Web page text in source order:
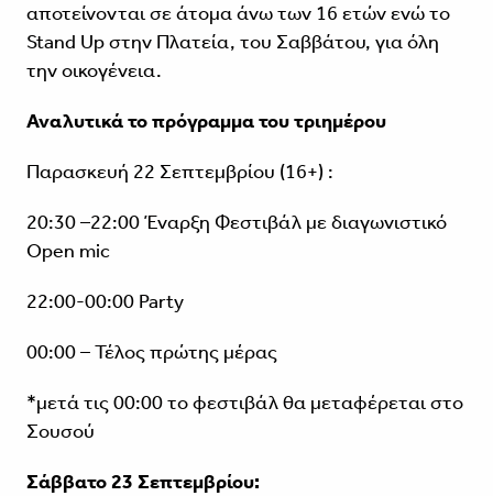
αποτείνονται σε άτομα άνω των 16 ετών ενώ το
Stand Up στην Πλατεία, του Σαββάτου, για όλη
την οικογένεια.
Αναλυτικά το πρόγραμμα του τριημέρου
Παρασκευή 22 Σεπτεμβρίου (16+) :
20:30 –22:00 Έναρξη Φεστιβάλ με διαγωνιστικό
Open mic
22:00-00:00 Party
00:00 – Τέλος πρώτης μέρας
*μετά τις 00:00 το φεστιβάλ θα μεταφέρεται στο
Σουσού
Σάββατο 23 Σεπτεμβρίου: